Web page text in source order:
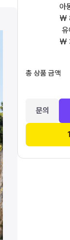
아
₩
₩
총 상품 금액
문의